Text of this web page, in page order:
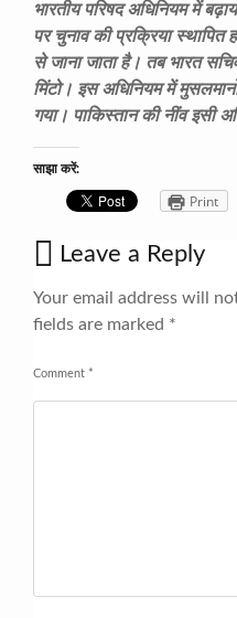
भारतीय परिषद अधिनियम में
पर चुनाव की प्रक्रिया स्थापित
से जाना जाता है। तब भारत
मिंटो। इस अधिनियम में
गया। पाकिस्तान की नींव इसी
साझा करें:
Print
Leave a Reply
Your email address will
fields are marked *
Comment *